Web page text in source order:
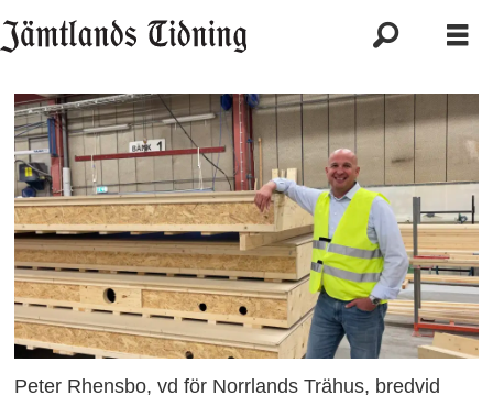
Peter Rhensbo, vd för Norrlands Trähus, bredvid